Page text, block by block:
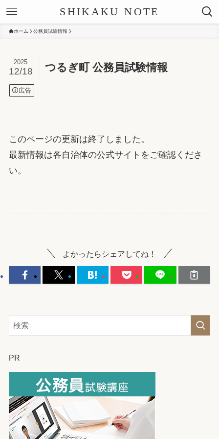
SHIKAKU NOTE
ホーム 公務員試験情報
つるぎ町 公務員試験情報
2025
12/18
広告
このページの更新は終了しました。
最新情報は各自治体の公式サイトをご確認くださ
い。
よかったらシェアしてね！
PR